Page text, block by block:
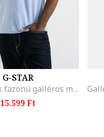
G-STAR
Dunda szűk fazonú galléros mosott hatású biopamut tartalmú póló, Pasztellkék
15.599 Ft